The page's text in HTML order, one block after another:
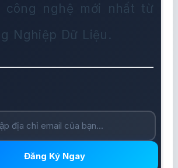
công nghệ mới nhất từ
Nghiệp Dữ Liệu.
Đăng Ký Ngay